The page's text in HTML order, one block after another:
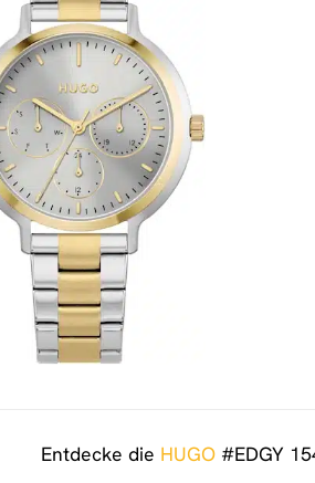
Entdecke die HUGO #EDGY